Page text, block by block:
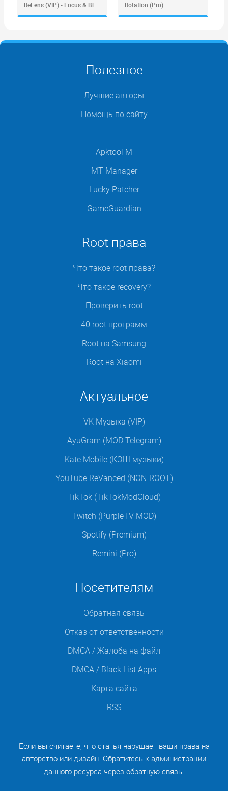
Rotation (Pro)
Полезное
Лучшие авторы
Помощь по сайту
Apktool M
MT Manager
Lucky Patcher
GameGuardian
Root права
Что такое root права?
Что такое recovery?
Проверить root
40 root программ
Root на Samsung
Root на Xiaomi
Актуальное
VK Музыка (VIP)
AyuGram (MOD Telegram)
Kate Mobile (КЭШ музыки)
YouTube ReVanced (NON-ROOT)
TikTok (TikTokModCloud)
Twitch (PurpleTV MOD)
Spotify (Premium)
Remini (Pro)
Посетителям
Обратная связь
Отказ от ответственности
DMCA / Жалоба на файл
DMCA / Black List Apps
Карта сайта
RSS
Если вы считаете, что статья нарушает ваши права на
авторство или дизайн. Обратитесь к администрации
данного ресурса через обратную связь.